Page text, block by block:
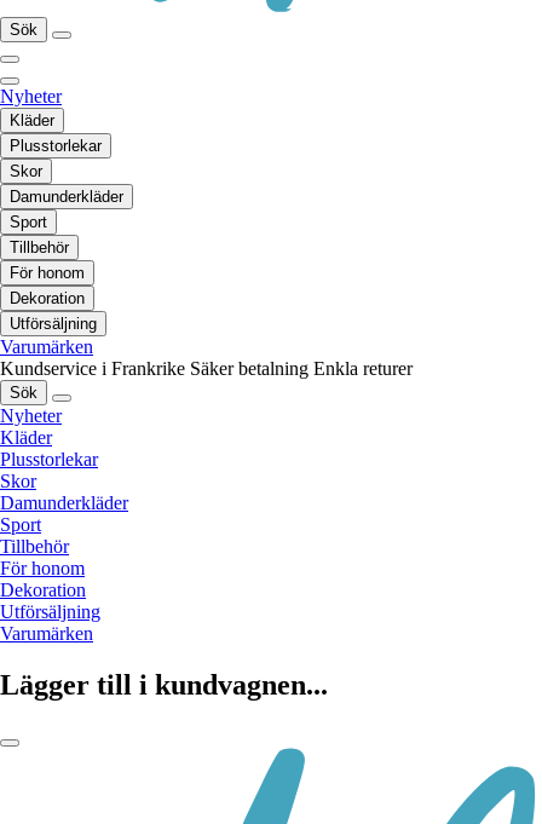
Sök
Nyheter
Kläder
Plusstorlekar
Skor
Damunderkläder
Sport
Tillbehör
För honom
Dekoration
Utförsäljning
Varumärken
Kundservice i Frankrike Säker betalning Enkla returer
Sök
Nyheter
Kläder
Plusstorlekar
Skor
Damunderkläder
Sport
Tillbehör
För honom
Dekoration
Utförsäljning
Varumärken
Lägger till i kundvagnen...